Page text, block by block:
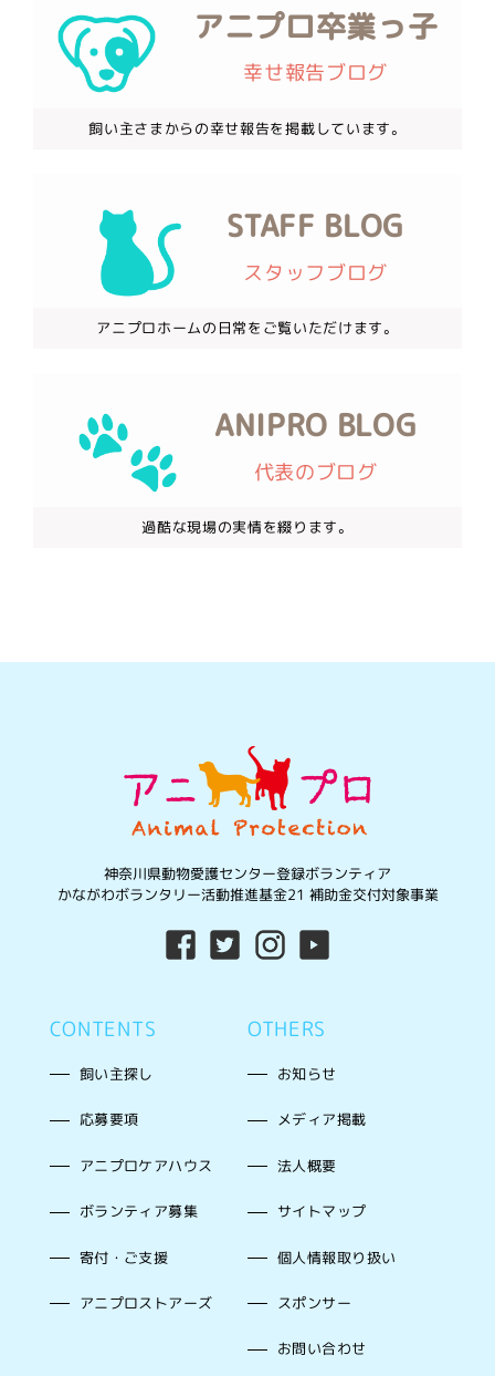
アニプロ卒業っ子
幸せ報告ブログ
飼い主さまからの幸せ報告を掲載しています。
STAFF BLOG
スタッフブログ
アニプロホームの日常をご覧いただけます。
ANIPRO BLOG
代表のブログ
過酷な現場の実情を綴ります。
CONTENTS
飼い主探し
応募要項
アニプロケアハウス
ボランティア募集
寄付・ご支援
アニプロストアーズ
神奈川県動物愛護センター登録ボランティア
かながわボランタリー活動推進基金21 補助金交付対象事業
OTHERS
お知らせ
メディア掲載
法人概要
サイトマップ
個人情報取り扱い
スポンサー
お問い合わせ